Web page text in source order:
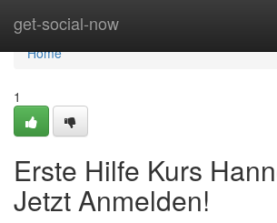
get-social-now
Home
Home
1
Erste Hilfe Kurs
Jetzt Anmelden!